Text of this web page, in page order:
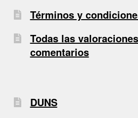
Términos y
Todas las
comentarios
DUNS